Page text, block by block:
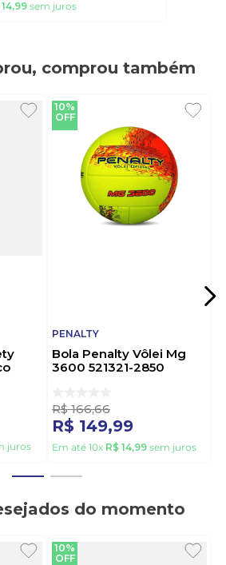
14,99 sem juros
comprou também
juros
10%
OFF
PENALTY
Bola Penalty Vôlei Mg
3600 521321-2850
R$ 166,66
R$ 149,99
Em até 10x R$ 14,99 sem juros
do momento
10%
OFF